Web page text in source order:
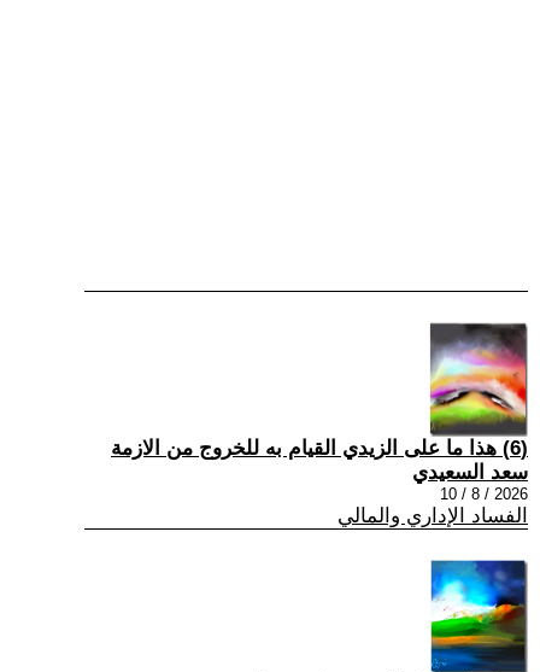
(6) هذا ما على الزيدي القيام به للخروج من الازمة
سعد السعيدي
2026 / 8 / 10
الفساد الإداري والمالي